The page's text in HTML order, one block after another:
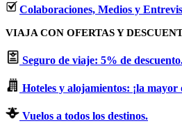
Colaboraciones, Medios y
VIAJA CON OFERTAS Y
Seguro de viaje: 5% de
Hoteles y alojamientos: ¡la mayor
Vuelos a todos los destinos.